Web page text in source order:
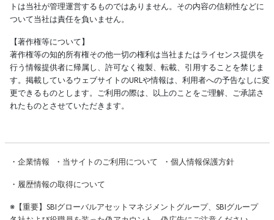
トは当社が管理運営するものではありません。その内容の信頼性などに
ついて当社は責任を負いません。
【著作権等について】
著作権等の知的所有権その他一切の権利は当社またはライセンス提供を
行う情報提供者に帰属し、許可なく複製、転載、引用することを禁じま
す。掲載しているウェブサイトのURLや情報は、利用者への予告なしに変
更できるものとします。ご利用の際は、以上のことをご理解、ご承諾さ
れたものとさせていただきます。
・ 企業情報 ・ 当サイトのご利用について ・ 個人情報保護方針
・ 履歴情報の取得について
※【重要】SBIグローバルアセットマネジメントグループ、SBIグループ